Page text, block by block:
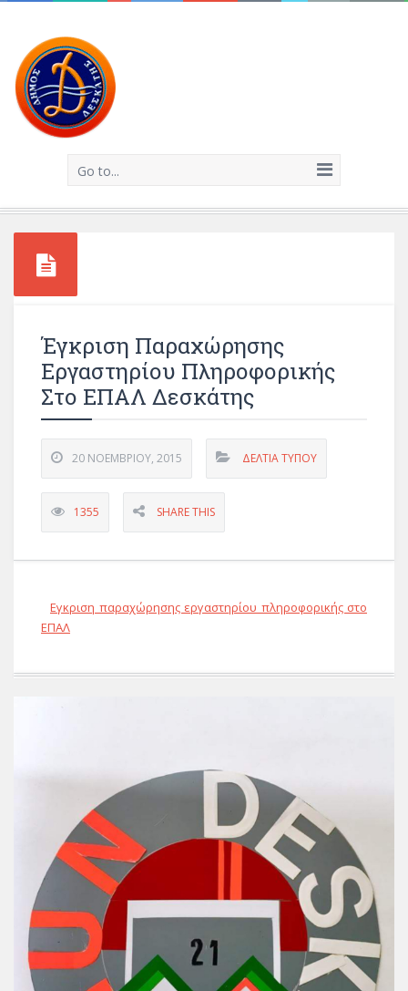
Go to...
Έγκριση Παραχώρησης
Εργαστηρίου Πληροφορικής
Στο ΕΠΑΛ Δεσκάτης
20 ΝΟΕΜΒΡΊΟΥ, 2015 ΔΕΛΤΊΑ ΤΎΠΟΥ
1355 SHARE THIS
Εγκριση παραχώρησης εργαστηρίου πληροφορικής στο
ΕΠΑΛ